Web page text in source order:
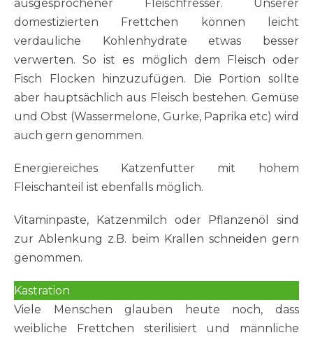
ausgesprochener Fleischfresser. Unserer
domestizierten Frettchen können leicht
verdauliche Kohlenhydrate etwas besser
verwerten. So ist es möglich dem Fleisch oder
Fisch Flocken hinzuzufügen. Die Portion sollte
aber hauptsächlich aus Fleisch bestehen. Gemüse
und Obst (Wassermelone, Gurke, Paprika etc) wird
auch gern genommen.
Energiereiches Katzenfutter mit hohem
Fleischanteil ist ebenfalls möglich.
Vitaminpaste, Katzenmilch oder Pflanzenöl sind
zur Ablenkung z.B. beim Krallen schneiden gern
genommen.
Kastration
Viele Menschen glauben heute noch, dass
weibliche Frettchen sterilisiert und männliche